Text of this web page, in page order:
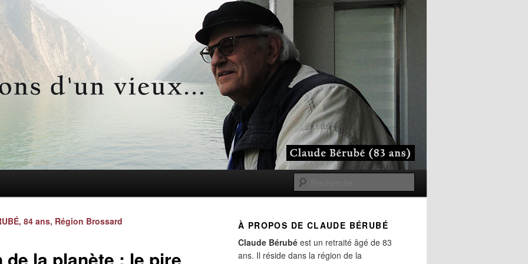
vieux…
Navigation
articles
la planète : le pire
84 ans, Région Brossard
À PROPOS DE CLAUDE BÉRUBÉ
Claude Bérubé est un retraité âgé de 83
ans. Il réside dans la région de la